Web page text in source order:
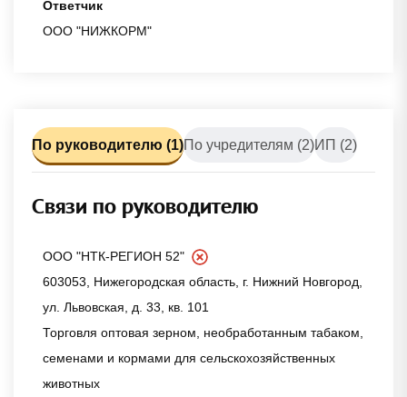
Ответчик
ООО "НИЖКОРМ"
По руководителю (1)По учредителям (2)ИП (2)
Связи по руководителю
ООО "НТК-РЕГИОН 52"
603053, Нижегородская область, г. Нижний Новгород,
ул. Львовская, д. 33, кв. 101
Торговля оптовая зерном, необработанным табаком,
семенами и кормами для сельскохозяйственных
животных